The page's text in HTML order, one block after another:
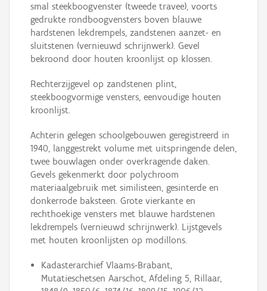
smal steekboogvenster (tweede travee), voorts
gedrukte rondboogvensters boven blauwe
hardstenen lekdrempels, zandstenen aanzet- en
sluitstenen (vernieuwd schrijnwerk). Gevel
bekroond door houten kroonlijst op klossen.
Rechterzijgevel op zandstenen plint,
steekboogvormige vensters, eenvoudige houten
kroonlijst.
Achterin gelegen schoolgebouwen geregistreerd in
1940, langgestrekt volume met uitspringende delen,
twee bouwlagen onder overkragende daken.
Gevels gekenmerkt door polychroom
materiaalgebruik met similisteen, gesinterde en
donkerrode baksteen. Grote vierkante en
rechthoekige vensters met blauwe hardstenen
lekdrempels (vernieuwd schrijnwerk). Lijstgevels
met houten kroonlijsten op modillons.
Kadasterarchief Vlaams-Brabant,
Mutatieschetsen Aarschot, Afdeling 5, Rillaar,